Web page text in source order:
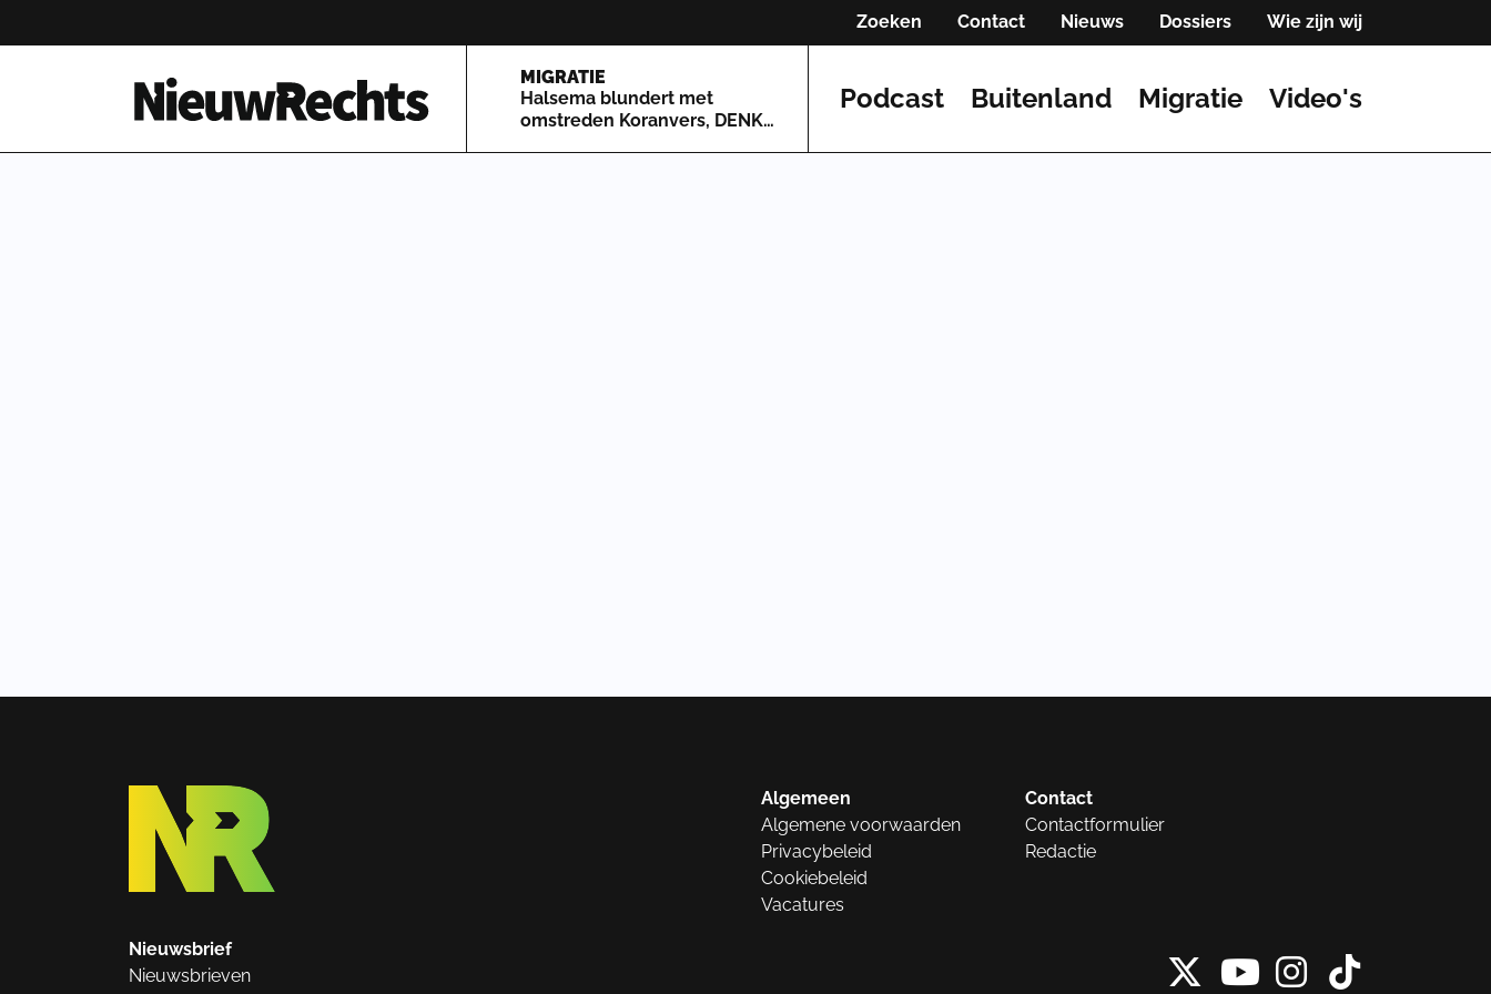
Zoeken Contact Nieuws Dossiers Wie zijn wij
Homepage van NieuwRechts
MIGRATIE
Halsema blundert met
omstreden Koranvers, DENK
Podcast Buitenland Migratie Video's
Algemeen
Algemene voorwaarden
Privacybeleid
Cookiebeleid
Vacatures
Contact
Contactformulier
Redactie
Nieuwsbrief
Nieuwsbrieven
X vanInstagram
Tiktok